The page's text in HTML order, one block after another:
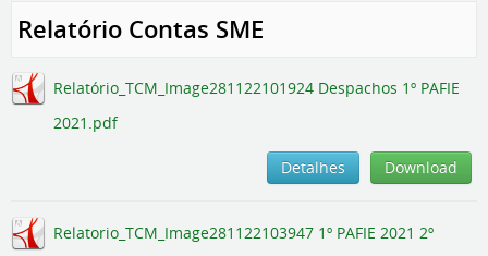
Relatório Contas SME
Relatório_TCM_Image281122101924 Despachos 1º PAFIE
2021.pdf
Download
Detalhes
Relatorio_TCM_Image281122103947 1º PAFIE 2021 2º